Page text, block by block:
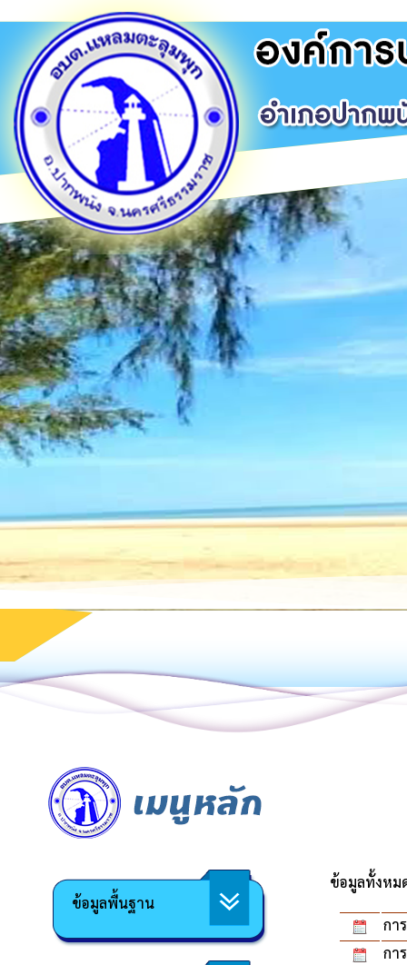
ข้อมูลพื้นฐาน
ข้อมูลทั้งห
กา
กา